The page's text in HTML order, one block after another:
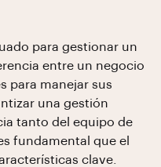
para gestionar un
entre un negocio
para manejar sus
una gestión
tanto del equipo de
fundamental que el
clave.